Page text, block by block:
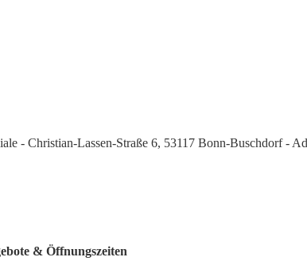
- Christian-Lassen-Straße 6, 53117 Bonn-Buschdorf -
& Öffnungszeiten